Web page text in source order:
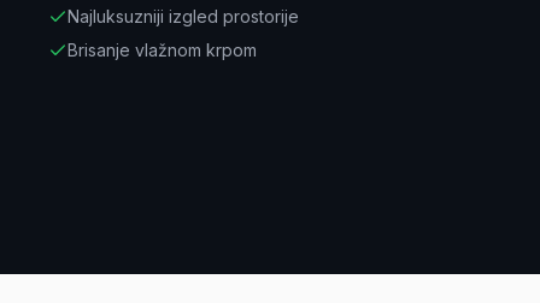
Najluksuzniji izgled prostorije
Brisanje vlažnom krpom